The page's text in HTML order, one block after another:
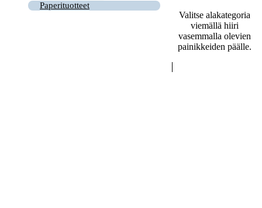
Paperituotteet
Valitse alakategoria
viemällä hiiri
vasemmalla olevien
painikkeiden päälle.